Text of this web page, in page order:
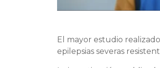
El mayor estudio
epilepsias severas